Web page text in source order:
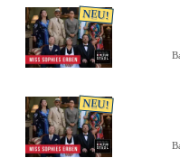
NEU!
NEU!